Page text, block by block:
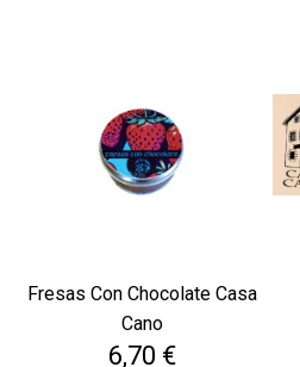
Fresas Con Chocolate Casa
Cano
Precio
6,70 €